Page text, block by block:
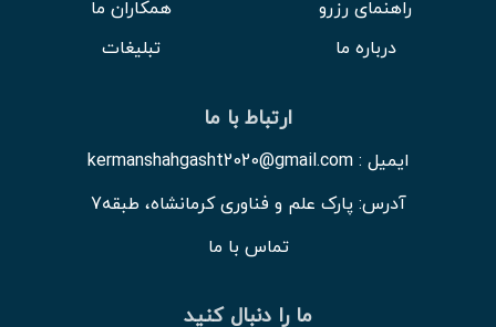
راهنمای رزرو
درباره ما
همکاران ما
تبلیغات
ارتباط با ما
ایمیل : kermanshahgasht2020@gmail.com
آدرس: پارک علم و فناوری کرمانشاه، طبقه7
تماس با ما
ما را دنبال کنید